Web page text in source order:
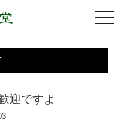
迎ですよ